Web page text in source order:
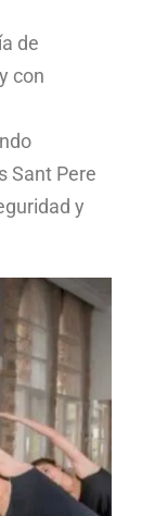
de
con
Sant Pere
y